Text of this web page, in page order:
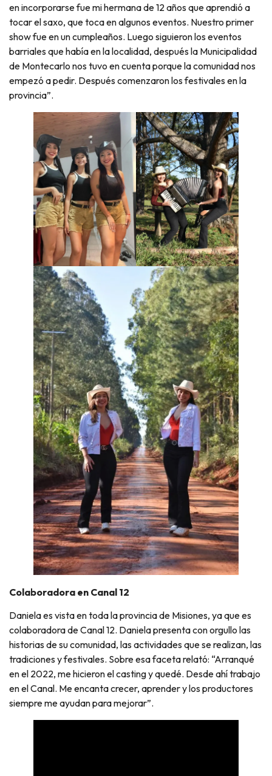
en incorporarse fue mi hermana de 12 años que aprendió a
tocar el saxo, que toca en algunos eventos. Nuestro primer
show fue en un cumpleaños. Luego siguieron los eventos
barriales que había en la localidad, después la Municipalidad
de Montecarlo nos tuvo en cuenta porque la comunidad nos
empezó a pedir. Después comenzaron los festivales en la
provincia”.
Colaboradora en Canal 12
Daniela es vista en toda la provincia de Misiones, ya que es
colaboradora de Canal 12. Daniela presenta con orgullo las
historias de su comunidad, las actividades que se realizan, las
tradiciones y festivales. Sobre esa faceta relató: “Arranqué
en el 2022, me hicieron el casting y quedé. Desde ahí trabajo
en el Canal. Me encanta crecer, aprender y los productores
siempre me ayudan para mejorar”.